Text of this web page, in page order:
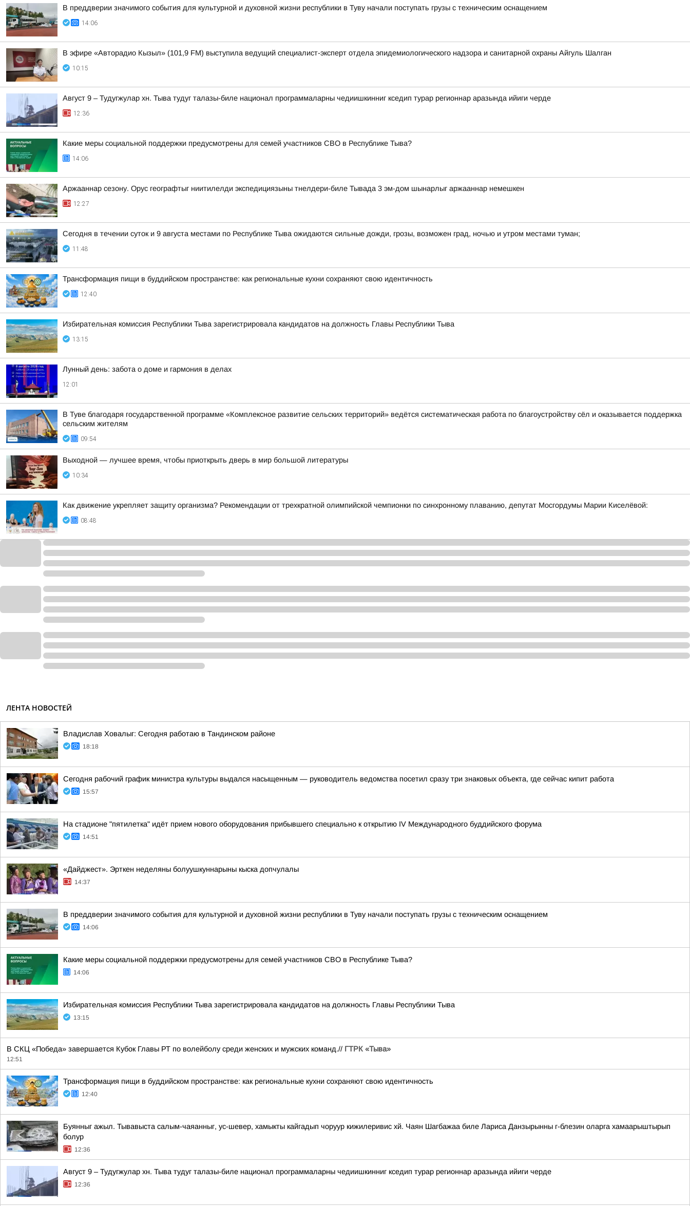
В преддверии значимого события для культурной и духовной жизни республики в Туву начали поступать грузы с техническим оснащением
14:06
В эфире «Авторадио Кызыл» (101,9 FM) выступила ведущий специалист-эксперт отдела эпидемиологического надзора и санитарной охраны Айгуль Шалган
10:15
Август 9 – Тудугжулар хн. Тыва тудуг талазы-биле национал программаларны чедиишкинниг кседип турар регионнар аразында ийиги черде
12:36
Какие меры социальной поддержки предусмотрены для семей участников СВО в Республике Тыва?
14:06
Аржааннар сезону. Орус географтыг ниитилелди экспедициязыны тнелдери-биле Тывада 3 эм-дом шынарлыг аржааннар немешкен
12:27
Сегодня в течении суток и 9 августа местами по Республике Тыва ожидаются сильные дожди, грозы, возможен град, ночью и утром местами туман;
11:48
Трансформация пищи в буддийском пространстве: как региональные кухни сохраняют свою идентичность
12:40
Избирательная комиссия Республики Тыва зарегистрировала кандидатов на должность Главы Республики Тыва
13:15
Лунный день: забота о доме и гармония в делах
12:01
В Туве благодаря государственной программе «Комплексное развитие сельских территорий» ведётся систематическая работа по благоустройству сёл и оказывается поддержка
сельским жителям
09:54
Выходной — лучшее время, чтобы приоткрыть дверь в мир большой литературы
10:34
Как движение укрепляет защиту организма? Рекомендации от трехкратной олимпийской чемпионки по синхронному плаванию, депутат Мосгордумы Марии Киселёвой:
08:48
ЛЕНТА НОВОСТЕЙ
Владислав Ховалыг: Сегодня работаю в Тандинском районе
18:18
Сегодня рабочий график министра культуры выдался насыщенным — руководитель ведомства посетил сразу три знаковых объекта, где сейчас кипит работа
15:57
На стадионе "пятилетка" идёт прием нового оборудования прибывшего специально к открытию IV Международного буддийского форума
14:51
«Дайджест». Эрткен неделяны болуушкуннарыны кыска допчулалы
14:37
В преддверии значимого события для культурной и духовной жизни республики в Туву начали поступать грузы с техническим оснащением
14:06
Какие меры социальной поддержки предусмотрены для семей участников СВО в Республике Тыва?
14:06
Избирательная комиссия Республики Тыва зарегистрировала кандидатов на должность Главы Республики Тыва
13:15
В СКЦ «Победа» завершается Кубок Главы РТ по волейболу среди женских и мужских команд.// ГТРК «Тыва»
12:51
Трансформация пищи в буддийском пространстве: как региональные кухни сохраняют свою идентичность
12:40
Буянныг ажыл. Тывавыста салым-чаяанныг, ус-шевер, хамыкты кайгадып чоруур кижилеривис хй. Чаян Шагбажаа биле Лариса Данзырынны г-блезин оларга хамаарыштырып
болур
12:36
Август 9 – Тудугжулар хн. Тыва тудуг талазы-биле национал программаларны чедиишкинниг кседип турар регионнар аразында ийиги черде
12:36